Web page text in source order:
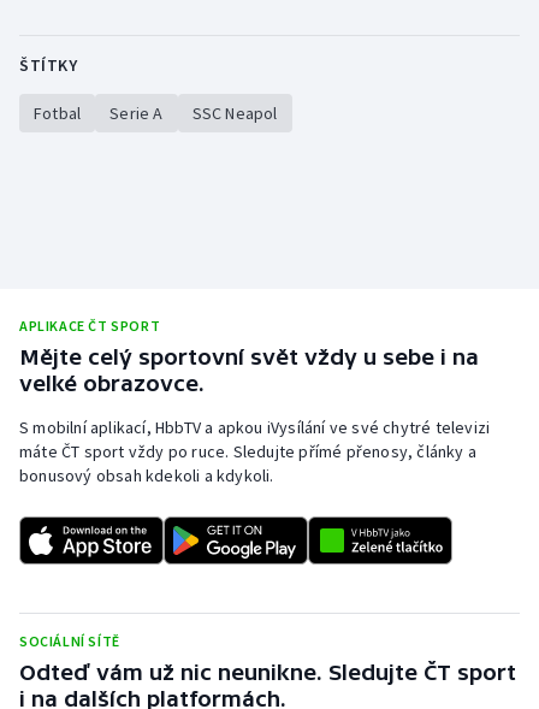
ŠTÍTKY
Fotbal Serie A SSC Neapol
APLIKACE ČT SPORT
Mějte celý sportovní svět vždy u sebe i na
velké obrazovce.
S mobilní aplikací, HbbTV a apkou iVysílání ve své chytré televizi
máte ČT sport vždy po ruce. Sledujte přímé přenosy, články a
bonusový obsah kdekoli a kdykoli.
SOCIÁLNÍ SÍTĚ
Odteď vám už nic neunikne. Sledujte ČT sport
i na dalších platformách.